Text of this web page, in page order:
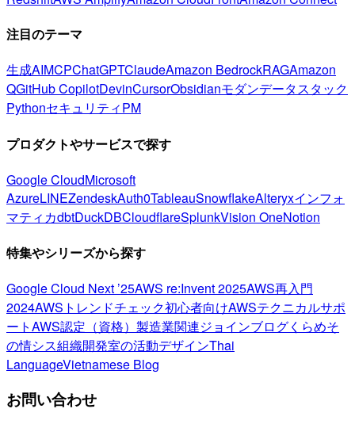
注目のテーマ
生成AIMCPChatGPTClaudeAmazon BedrockRAGAmazon
QGitHub CopilotDevinCursorObsidianモダンデータスタック
PythonセキュリティPM
プロダクトやサービスで探す
Google CloudMicrosoft
AzureLINEZendeskAuth0TableauSnowflakeAlteryxインフォ
マティカdbtDuckDBCloudflareSplunkVision OneNotion
特集やシリーズから探す
Google Cloud Next ’25AWS re:Invent 2025AWS再入門
2024AWSトレンドチェック初心者向けAWSテクニカルサポ
ートAWS認定（資格） 製造業関連ジョインブログくらめそ
の情シス組織開発室の活動デザインThai
LanguageVietnamese Blog
お問い合わせ